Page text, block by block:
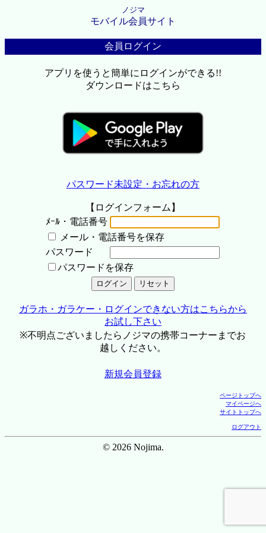
ノジマ
モバイル会員サイト
会員ログイン
アプリを使うと簡単にログインができる!!
ダウンロードはこちら
パスワード未設定・お忘れの方
【ログインフォーム】
ﾒｰﾙ・電話番号
メール・電話番号を保存
パスワード
パスワードを保存
ガラホ・ガラケー・ログインできない方はこちらから
お試し下さい
※不明点ございましたらノジマの携帯コーナーまでお
越しください。
新規会員登録
ページトップへ
マイページへ
サイトトップへ
ログアウト
© 2026 Nojima.